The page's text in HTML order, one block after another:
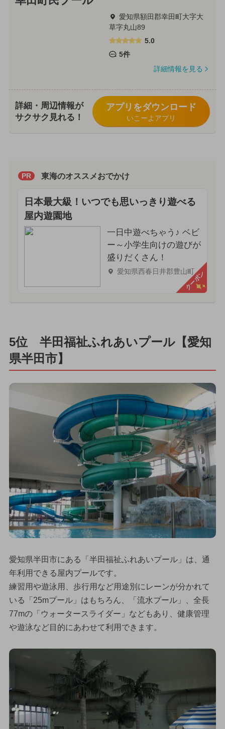
愛知県額田郡幸田町大字大
草字丸山89
5.0
5件
詳細情報を見る
詳細・周辺情報が
サクサク見れる！
アプリをダウンロード
いこーよアプリ
PR 東海のオススメおでかけ
日本最大級！いつでも思いっきり遊べる
屋内遊園地
一日中遊べちゃう♪ ベビ
ー～小学生向けの遊びが
盛りだくさん！
愛知県西春日井郡豊山町クーポン
5位 半田福祉ふれあいプール【愛知
県半田市】
愛知県半田市にある「半田福祉ふれあいプール」は、通
年利用できる屋内プールです。
練習用や遊泳用、歩行用など用途別にレーンが分かれて
いる「25mプール」はもちろん、「流水プール」、全長
77mの「ウォータースライダー」などもあり、健康管理
や遊泳など目的にあわせて利用できます。